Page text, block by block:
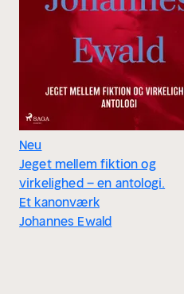
Neu
Jeget mellem fiktion og
virkelighed – en antologi.
Et kanonværk
Johannes Ewald